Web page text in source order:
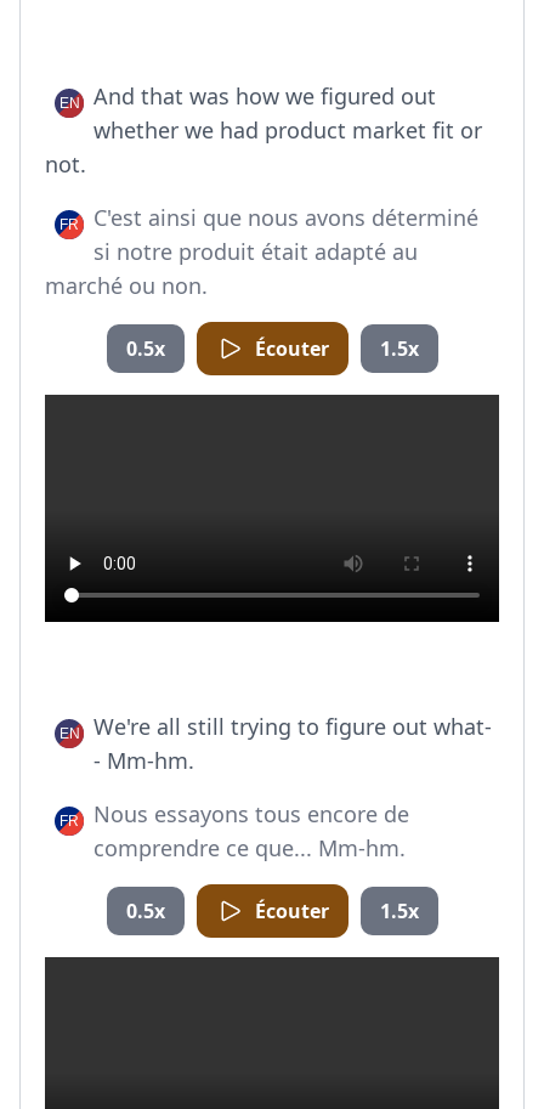
And that was how we figured out
whether we had product market fit or
not.
C'est ainsi que nous avons déterminé
si notre produit était adapté au
marché ou non.
0.5x Écouter 1.5x
We're all still trying to figure out what-
- Mm-hm.
Nous essayons tous encore de
comprendre ce que... Mm-hm.
0.5x Écouter 1.5x